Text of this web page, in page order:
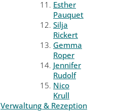
Esther
Pauquet
Silja
Rickert
Gemma
Roper
Jennifer
Rudolf
Nico
Krull
Verwaltung & Rezeption